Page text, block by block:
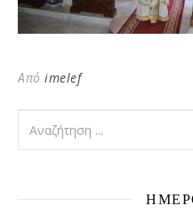
Από imelef